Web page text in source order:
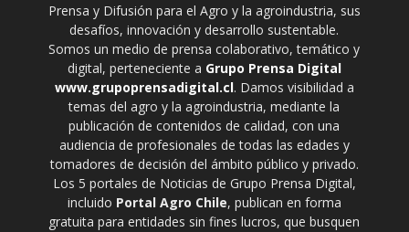
Prensa y Difusión para el Agro y la agroindustria, sus
desafíos, innovación y desarrollo sustentable.
Somos un medio de prensa colaborativo, temático y
digital, perteneciente a Grupo Prensa Digital
www.grupoprensadigital.cl. Damos visibilidad a
temas del agro y la agroindustria, mediante la
publicación de contenidos de calidad, con una
audiencia de profesionales de todas las edades y
tomadores de decisión del ámbito público y privado.
Los 5 portales de Noticias de Grupo Prensa Digital,
incluido Portal Agro Chile, publican en forma
gratuita para entidades sin fines lucros, que busquen